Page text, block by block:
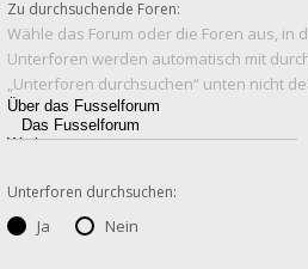
Zu durchsuchende Foren:
Wähle das Forum oder die Foren aus, in
Unterforen werden automatisch mit
„Unterforen durchsuchen“ unten nicht
Unterforen durchsuchen:
Ja Nein